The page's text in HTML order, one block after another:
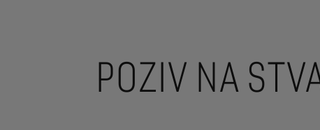
POZIV NA